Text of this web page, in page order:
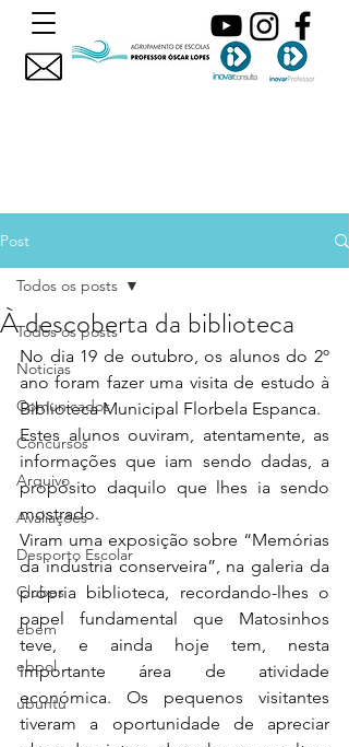
Post
Todos os posts
Noticias
Comunicados
Concursos
Arquivo
Avaliações
Desporto Escolar
Clubes
ebem
ebpol
ubuntu
Todos os posts
À descoberta da biblioteca
No dia 19 de outubro, os alunos do 2º
ano foram fazer uma visita de estudo à
Biblioteca Municipal Florbela Espanca.
Estes alunos ouviram, atentamente, as
informações que iam sendo dadas, a
propósito daquilo que lhes ia sendo
mostrado.
Viram uma exposição sobre “Memórias
da indústria conserveira”, na galeria da
própria biblioteca, recordando-lhes o
papel fundamental que Matosinhos
teve, e ainda hoje tem, nesta
importante área de atividade
económica. Os pequenos visitantes
tiveram a oportunidade de apreciar